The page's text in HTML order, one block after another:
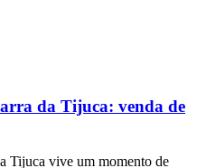
da Tijuca: venda de
Tijuca vive um momento de